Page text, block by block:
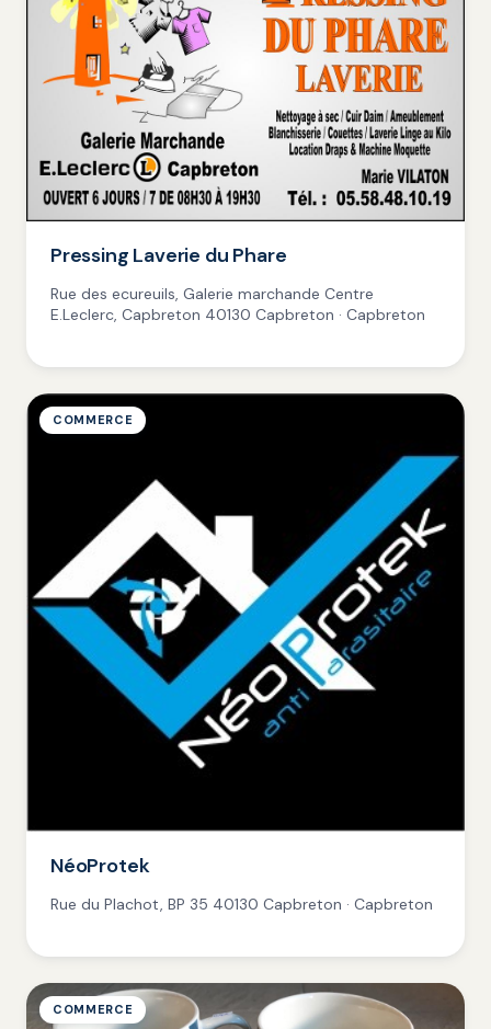
Pressing Laverie du Phare
Rue des ecureuils, Galerie marchande Centre
E.Leclerc, Capbreton 40130 Capbreton · Capbreton
COMMERCE
NéoProtek
Rue du Plachot, BP 35 40130 Capbreton · Capbreton
COMMERCE